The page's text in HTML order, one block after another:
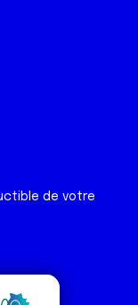
de votre